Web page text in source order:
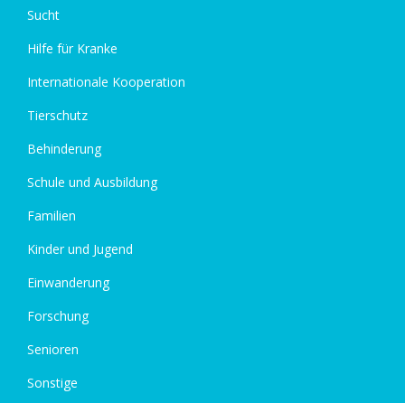
Sucht
Hilfe für Kranke
Internationale Kooperation
Tierschutz
Behinderung
Schule und Ausbildung
Familien
Kinder und Jugend
Einwanderung
Forschung
Senioren
Sonstige